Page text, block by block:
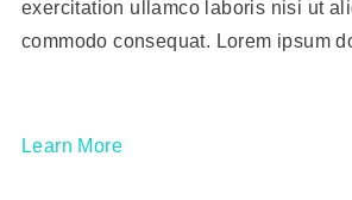
exercitation ullamco laboris nisi ut
commodo consequat. Lorem ipsum
Learn More